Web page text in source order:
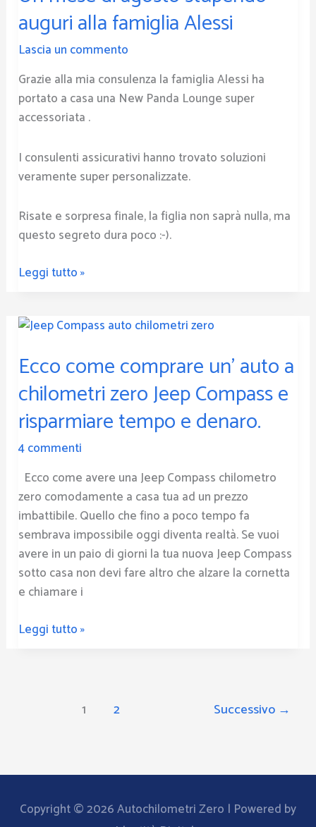
auguri alla famiglia Alessi
Lascia un commento
Grazie alla mia consulenza la famiglia Alessi ha
portato a casa una New Panda Lounge super
accessoriata .
I consulenti assicurativi hanno trovato soluzioni
veramente super personalizzate.
Risate e sorpresa finale, la figlia non saprà nulla, ma
questo segreto dura poco :-).
stupendo
auguri
famiglia
Alessi
Leggi tutto »
Ecco come comprare un’ auto a
chilometri zero Jeep Compass e
risparmiare tempo e denaro.
4 commenti
Ecco come avere una Jeep Compass chilometro
zero comodamente a casa tua ad un prezzo
imbattibile. Quello che fino a poco tempo fa
sembrava impossibile oggi diventa realtà. Se vuoi
avere in un paio di giorni la tua nuova Jeep Compass
sotto casa non devi fare altro che alzare la cornetta
e chiamare i
Ecco
comprare
un’
auto
a
chilometri
zero
Jeep
Compass
e
risparmiare
tempo
e
denaro.
Leggi tutto »
1 2 Successivo →
Copyright © 2026Autochilometri Zero | Powered by